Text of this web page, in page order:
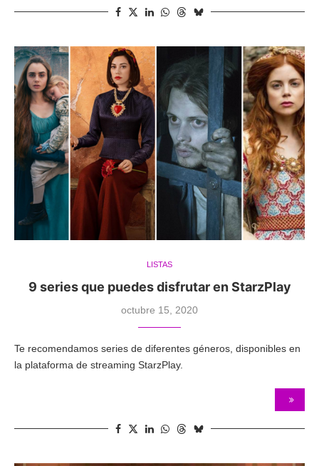
LISTAS
9 series que puedes disfrutar en StarzPlay
octubre 15, 2020
Te recomendamos series de diferentes géneros, disponibles en
la plataforma de streaming StarzPlay.